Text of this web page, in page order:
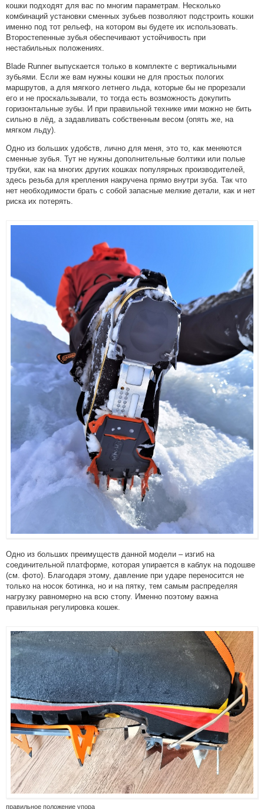
кошки подходят для вас по многим параметрам. Несколько
комбинаций установки сменных зубьев позволяют подстроить кошки
именно под тот рельеф, на котором вы будете их использовать.
Второстепенные зубья обеспечивают устойчивость при
нестабильных положениях.
Blade Runner выпускается только в комплекте с вертикальными
зубьями. Если же вам нужны кошки не для простых пологих
маршрутов, а для мягкого летнего льда, которые бы не прорезали
его и не проскальзывали, то тогда есть возможность докупить
горизонтальные зубы. И при правильной технике ими можно не бить
сильно в лëд, а задавливать собственным весом (опять же, на
мягком льду).
Одно из больших удобств, лично для меня, это то, как меняются
сменные зубья. Тут не нужны дополнительные болтики или полые
трубки, как на многих других кошках популярных производителей,
здесь резьба для крепления накручена прямо внутри зуба. Так что
нет необходимости брать с собой запасные мелкие детали, как и нет
риска их потерять.
Одно из больших преимуществ данной модели – изгиб на
соединительной платформе, которая упирается в каблук на подошве
(см. фото). Благодаря этому, давление при ударе переносится не
только на носок ботинка, но и на пятку, тем самым распределяя
нагрузку равномерно на всю стопу. Именно поэтому важна
правильная регулировка кошек.
правильное положение упора